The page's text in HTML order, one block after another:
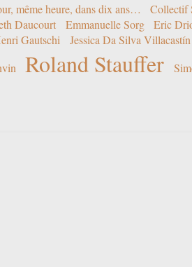
même heure, dans dix ans…
Collectif
Daucourt Emmanuelle Sorg
Eric
Gautschi
Jessica Da Silva Villacastín
Roland Stauffer